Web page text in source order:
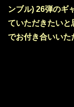
ンブル) 26弾のギ
ていただきたいと
でお付き合いいた